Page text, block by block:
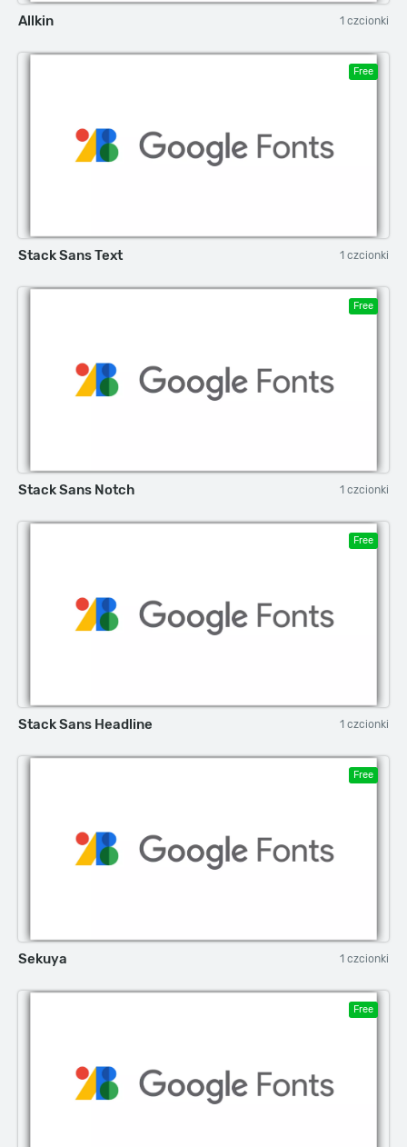
Allkin 1 czcionki
Free
Stack Sans Text 1 czcionki
Free
Stack Sans Notch 1 czcionki
Free
Stack Sans Headline 1 czcionki
Free
Sekuya 1 czcionki
Free